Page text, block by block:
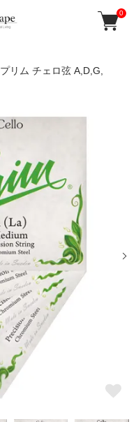
0
プリム チェロ弦 A,D,G,